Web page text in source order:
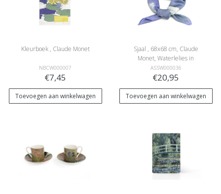
Kleurboek , Claude Monet
NBCW000007
€7,45
Toevoegen aan winkelwagen
Sjaal , 68x68 cm, Claude
Monet, Waterlelies in
avondlicht
ASSW000036
€20,95
Toevoegen aan winkelwagen